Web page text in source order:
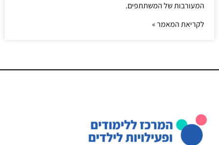
המעורבות של המשתתפים.
לקריאת המאמר »